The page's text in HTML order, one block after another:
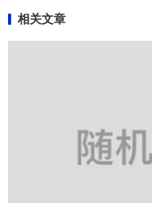
相关文章